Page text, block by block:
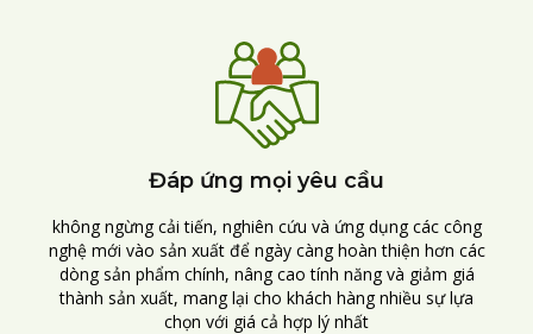
Đáp ứng mọi yêu cầu
không ngừng cải tiến, nghiên cứu và ứng dụng các công
nghệ mới vào sản xuất để ngày càng hoàn thiện hơn các
dòng sản phẩm chính, nâng cao tính năng và giảm giá
thành sản xuất, mang lại cho khách hàng nhiều sự lựa
chọn với giá cả hợp lý nhất